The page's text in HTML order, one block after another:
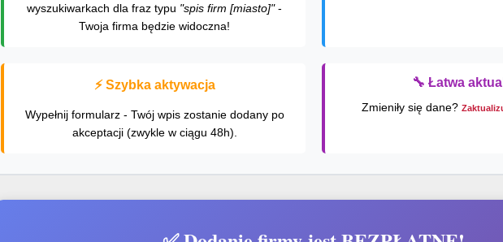
wyszukiwarkach dla fraz typu "spis firm [miasto]"-
Twoja firma będzie widoczna!
⚡ Szybka aktywacja
Wypełnij formularz - Twój wpis zostanie dodany po
akceptacji (zwykle w ciągu 48h).
🔧 Łatwa
Zmieniły się dane?